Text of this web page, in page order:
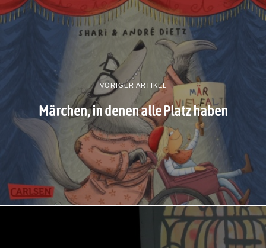
VORIGER ARTIKEL
Märchen, in denen alle Platz haben